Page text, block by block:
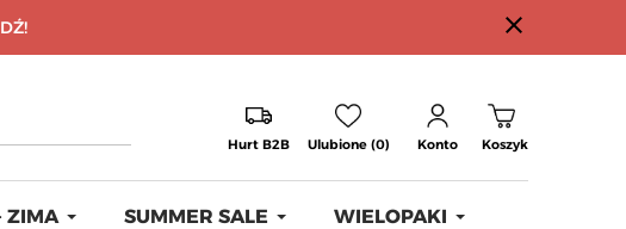
close
Hurt B2B Ulubione (0) Konto Koszyk
ZIMA SUMMER SALE WIELOPAKI